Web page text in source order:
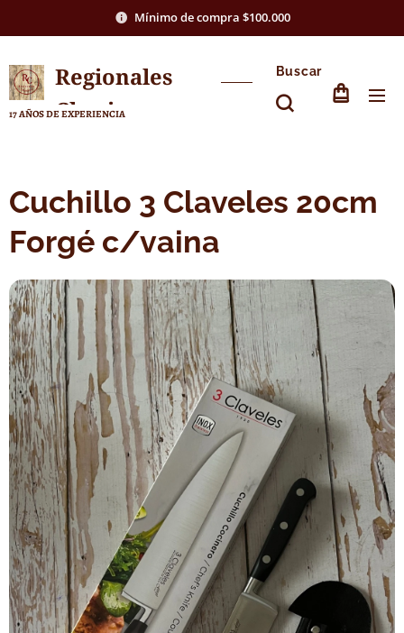
Mínimo de compra $100.000
Regionales
Chasico
17 AÑOS DE EXPERIENCIA
Buscar
Cuchillo 3 Claveles 20cm
Forgé c/vaina